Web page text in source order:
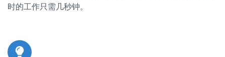
时的工作只需几秒钟。